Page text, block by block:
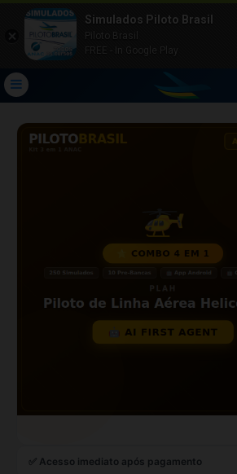
✅ Acesso imediato após pagamento
Simulados Piloto Brasil
Piloto Brasil
FREE - In Google Play